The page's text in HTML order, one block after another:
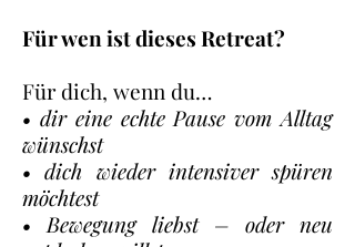
Für wen ist dieses Retreat?
Für dich, wenn du…
• dir eine echte Pause vom Alltag
wünschst
• dich wieder intensiver spüren
möchtest
• Bewegung liebst – oder neu